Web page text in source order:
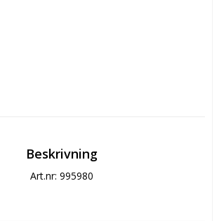
Beskrivning
Art.nr: 995980